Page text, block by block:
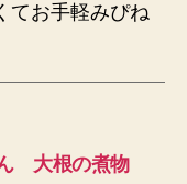
お手軽みぴね
大根の煮物